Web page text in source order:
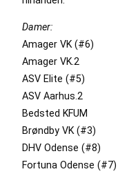
Damer:
Amager VK (#6)
Amager VK.2
ASV Elite (#5)
ASV Aarhus.2
Bedsted KFUM
Brøndby VK (#3)
DHV Odense (#8)
Fortuna Odense (#7)